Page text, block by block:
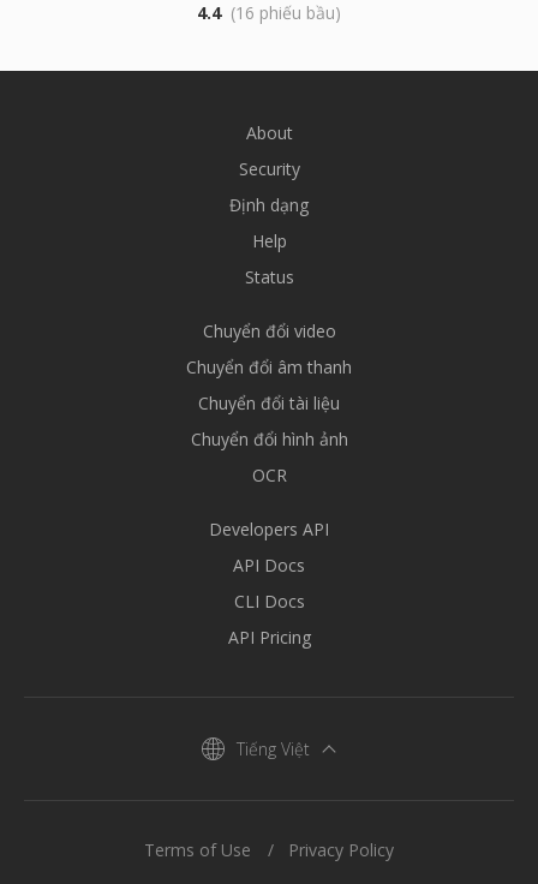
4.4 (16 phiếu bầu)
About
Security
Định dạng
Help
Status
Chuyển đổi video
Chuyển đổi âm thanh
Chuyển đổi tài liệu
Chuyển đổi hình ảnh
OCR
Developers API
API Docs
CLI Docs
API Pricing
Tiếng Việt
Terms of Use Privacy Policy